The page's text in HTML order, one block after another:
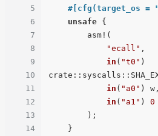
5
6
7
8
9
10
11
12
13
14
#[cfg(target_os =
unsafe {
"ecall" ,
in ( "t0" )
in ( "a0" ) w,
in ( "a1" ) 0